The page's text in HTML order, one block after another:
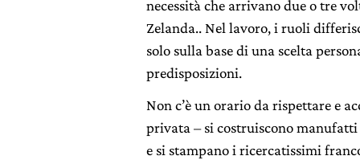
necessità che arrivano due o tre
Zelanda.. Nel lavoro, i ruoli
solo sulla base di una scelta
predisposizioni.
Non c’è un orario da rispettare e
privata – si costruiscono
e si stampano i ricercatissimi